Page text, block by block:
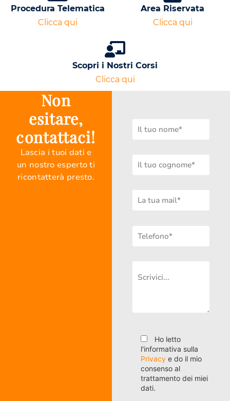
Procedura Telematica
Clicca qui
Area Riservata
Clicca qui
Scopri i Nostri Corsi
Clicca qui
Non
esitare,
contattaci!
Lascia i tuoi dati e
un nostro esperto ti
ricontatterà presto.
Ho letto
l'informativa sulla
Privacy e do il mio
consenso al
trattamento dei miei
dati.